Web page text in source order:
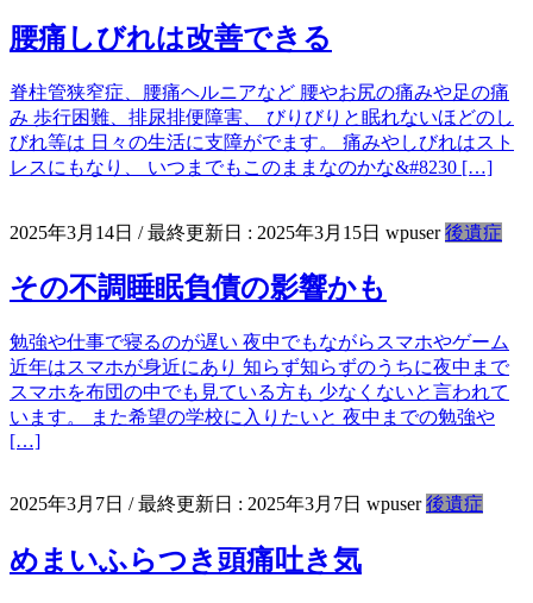
腰痛しびれは改善できる
脊柱管狭窄症、腰痛ヘルニアなど 腰やお尻の痛みや足の痛
み 歩行困難、排尿排便障害、 びりびりと眠れないほどのし
びれ等は 日々の生活に支障がでます。 痛みやしびれはスト
レスにもなり、 いつまでもこのままなのかな&#8230 […]
2025年3月14日 / 最終更新日 : 2025年3月15日 wpuser 後遺症
その不調睡眠負債の影響かも
勉強や仕事で寝るのが遅い 夜中でもながらスマホやゲーム
近年はスマホが身近にあり 知らず知らずのうちに夜中まで
スマホを布団の中でも見ている方も 少なくないと言われて
います。 また希望の学校に入りたいと 夜中までの勉強や
[…]
2025年3月7日 / 最終更新日 : 2025年3月7日 wpuser 後遺症
めまいふらつき頭痛吐き気